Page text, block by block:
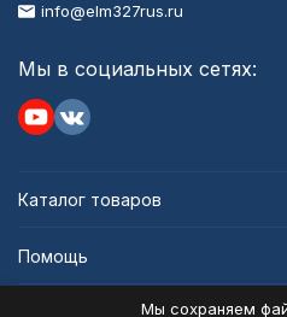
info@elm327rus.ru
Мы в социальных сетях:
Каталог товаров
Помощь
Мы сохраняем